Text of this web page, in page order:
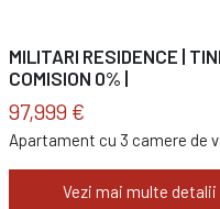
MILITARI RESIDENCE |
COMISION 0% |
97,999 €
Apartament cu 3 camere de
Vezi mai multe detalii